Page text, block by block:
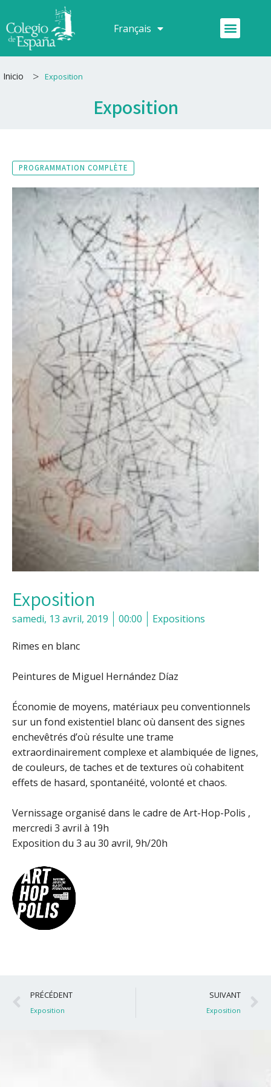
au
contenu
Français
Español Menu
Inicio > Exposition
Exposition
PROGRAMMATION COMPLÈTE
Exposition
samedi, 13 avril, 2019 00:00 Expositions
Rimes en blanc
Peintures de Miguel Hernández Díaz
Économie de moyens, matériaux peu conventionnels
sur un fond existentiel blanc où dansent des signes
enchevêtrés d’où résulte une trame
extraordinairement complexe et alambiquée de lignes,
de couleurs, de taches et de textures où cohabitent
effets de hasard, spontanéité, volonté et chaos.
Vernissage organisé dans le cadre de Art-Hop-Polis ,
mercredi 3 avril à 19h
Exposition du 3 au 30 avril, 9h/20h
Précédent
PRÉCÉDENT
Exposition
SUIVANT
Exposition